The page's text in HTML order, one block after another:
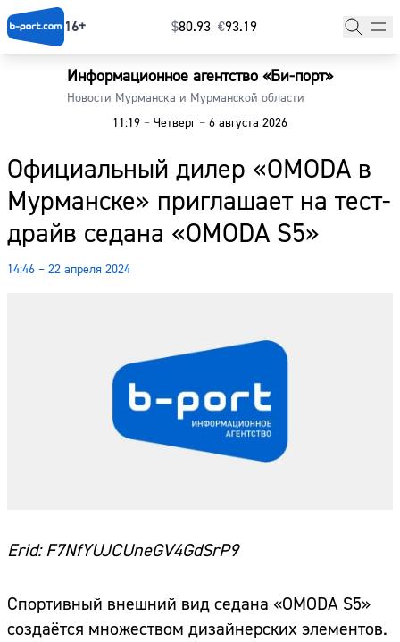
16+ $⁠80.93 €⁠93.19
Информационное агентство «Би-порт»
Новости Мурманска и Мурманской области
11:19 – Четверг – 6 августа 2026
Официальный дилер «OMODA в
Мурманске» приглашает на тест-
драйв седана «OMODA S5»
14:46 – 22 апреля 2024
Erid: F7NfYUJCUneGV4GdSrP9
Спортивный внешний вид седана «OMODA S5»
создаётся множеством дизайнерских элементов.
Главная
Наши гости
Фоторепортажи
Погода